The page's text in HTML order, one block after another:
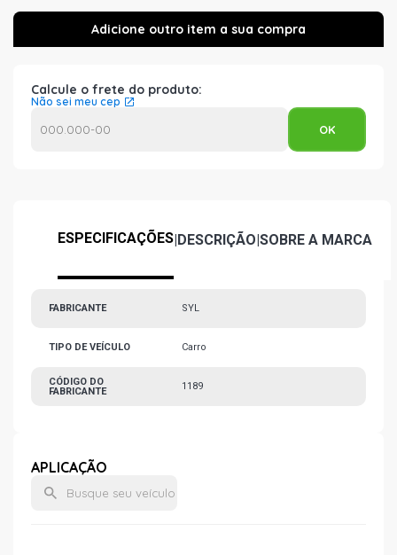
Calcule o frete do produto:
Não sei meu cep
ESPECIFICAÇÕES|DESCRIÇÃO|SOBRE A MARCA
FABRICANTE SYL
TIPO DE VEÍCULO Carro
CÓDIGO DO
FABRICANTE
1189
APLICAÇÃO